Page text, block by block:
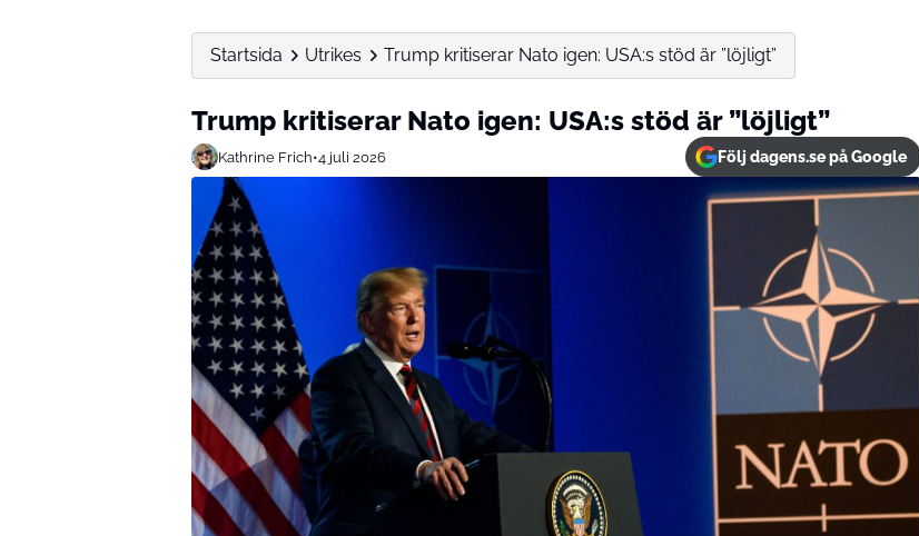
Startsida Utrikes Trump kritiserar Nato igen: USA:s stöd är ”löjligt”
Trump kritiserar Nato igen: USA:s stöd är ”löjligt”
Kathrine Frich•4 juli 2026 Följ dagens.se på Google